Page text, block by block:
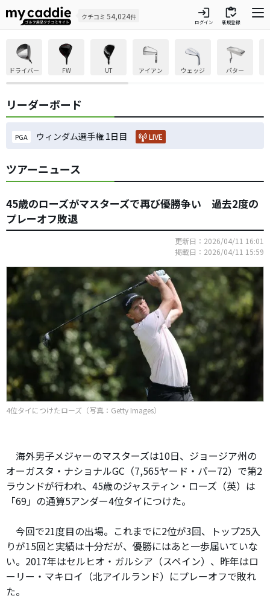
クチコミ 54,024件 login
ログイン
inventory
新規登録
ドライバー FW UT アイアン ウェッジ パター
リーダーボード
PGA ウィンダム選手権 1日目 LIVE
ツアーニュース
45歳のローズがマスターズで再び優勝争い 過去2度の
プレーオフ敗退
更新日：2026/04/11 16:01
掲載日：2026/04/11 15:59
4位タイにつけたローズ（写真：Getty Images）
海外男子メジャーのマスターズは10日、ジョージア州の
オーガスタ・ナショナルGC（7,565ヤード・パー72）で第2
ラウンドが行われ、45歳のジャスティン・ローズ（英）は
「69」の通算5アンダー4位タイにつけた。
今回で21度目の出場。これまでに2位が3回、トップ25入
りが15回と実績は十分だが、優勝にはあと一歩届いていな
い。2017年はセルヒオ・ガルシア（スペイン）、昨年はロ
ーリー・マキロイ（北アイルランド）にプレーオフで敗れ
た。